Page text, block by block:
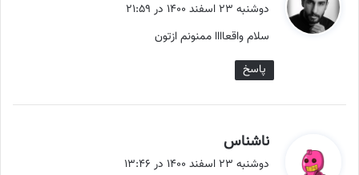
دوشنبه ۲۳ اسفند ۱۴۰۰ در ۲۱:۵۹
سلام واقعاااا ممنونم ازتون
پاسخ
ناشناس
ف
دوشنبه ۲۳ اسفند ۱۴۰۰ در ۱۳:۴۶